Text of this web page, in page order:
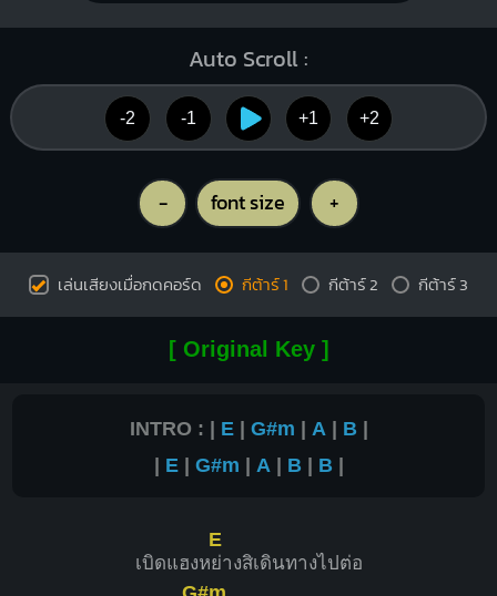
Auto Scroll :
-2 -1 +1 +2
- font size +
เล่นเสียงเมื่อกดคอร์ด กีต้าร์ 1 กีต้าร์ 2 กีต้าร์ 3
[ Original Key ]
INTRO : | E| G#m | A | B |
| E| G#m | A | B | B |
เบิดแฮงห
E
ย่างสิเดินทางไปต่อ